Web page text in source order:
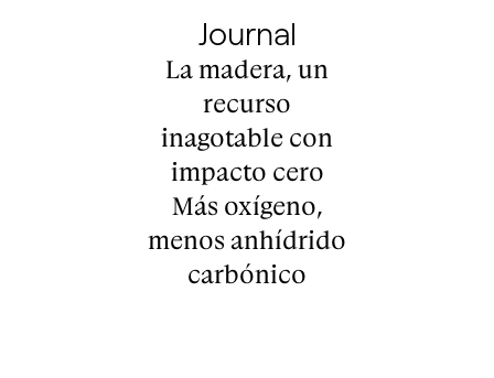
Journal
La madera, un
recurso
inagotable con
impacto cero
Más oxígeno,
menos anhídrido
carbónico